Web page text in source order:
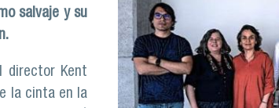
salvaje y su
director Kent
la cinta en la